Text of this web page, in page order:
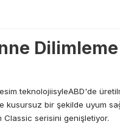
Dilimleme
teknolojiisyleABD'de
kusursuz bir şekilde uyum
Classic serisini genişletiyor.